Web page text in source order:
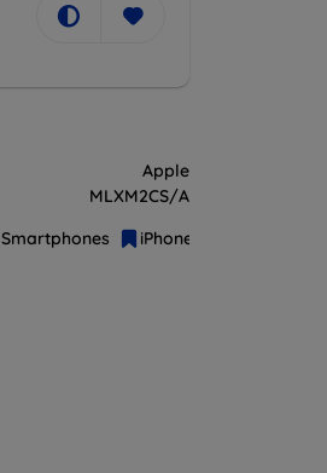
Apple
MLXM2CS/A
Smartphones iPhone